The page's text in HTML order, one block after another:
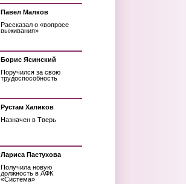
Павел Малков
Рассказал о «вопросе
выживания»
Борис Ясинский
Поручился за свою
трудоспособность
Рустам Халиков
Назначен в Тверь
Лариса Пастухова
Получила новую
должность в АФК
«Система»